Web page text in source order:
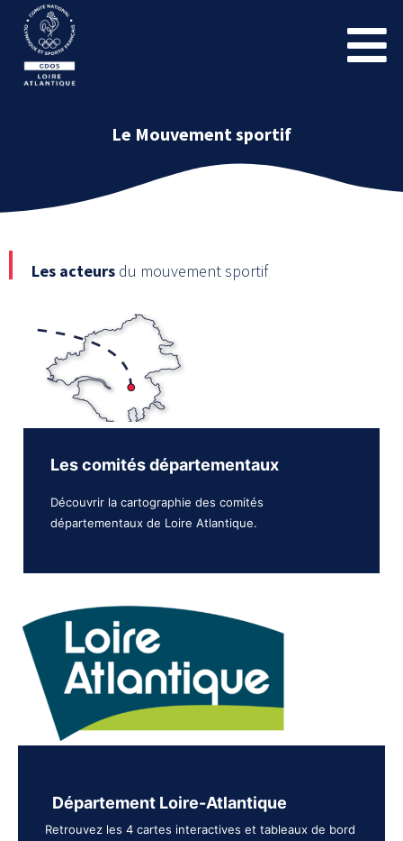
Le Mouvement sportif
Les acteurs du mouvement sportif
Les comités départementaux
Découvrir la cartographie des comités
départementaux de Loire Atlantique.
Département Loire-Atlantique
Retrouvez les 4 cartes interactives et tableaux de bord